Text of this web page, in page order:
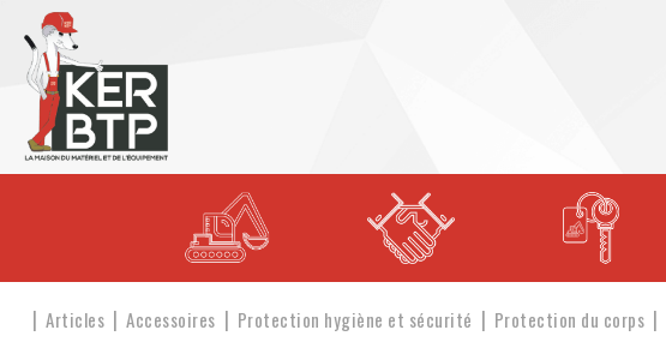
Articles Accessoires Protection hygiène et sécurité Protection du corps